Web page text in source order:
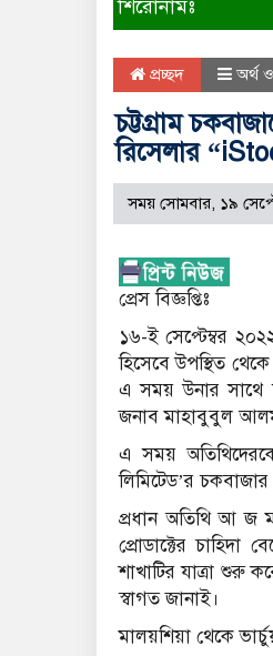
শিরোনামঃ
প্রচ্ছদ অর্থ
চট্টগ্রাম
রিসেলার
সময় সোমবার, ১৯
প্রেস বিজ্ঞপ্তিঃ
১৬-ই সেপ্টেম্বর
হিসেবে উপস্থিত
এ সময় উনার সাথে
জনাব মাহাবুবুল আলম
এ সময়
লিমিটেড’র
প্রধান অতিথি আ জ ম
প্রোডাক্টের চাহিদা
শাখাটির যাত্রা শুরু
স্বাগত জানাই।
মালয়শিয়া থেকে